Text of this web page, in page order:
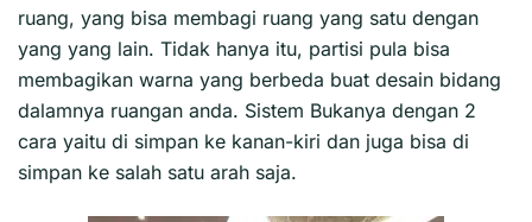
ruang, yang bisa membagi ruang yang satu dengan
yang yang lain. Tidak hanya itu, partisi pula bisa
membagikan warna yang berbeda buat desain bidang
dalamnya ruangan anda. Sistem Bukanya dengan 2
cara yaitu di simpan ke kanan-kiri dan juga bisa di
simpan ke salah satu arah saja.